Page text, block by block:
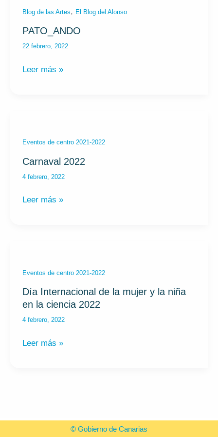
Blog de las Artes, El Blog del Alonso
PATO_ANDO
22 febrero, 2022
Leer más »
Eventos de centro 2021-2022
Carnaval 2022
4 febrero, 2022
Leer más »
Eventos de centro 2021-2022
Día Internacional de la mujer y la niña
en la ciencia 2022
4 febrero, 2022
de
mujer
y
la
en
Leer más »
© Gobierno de Canarias